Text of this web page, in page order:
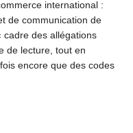
international :
de communication de
cadre des allégations
de lecture, tout en
encore que des codes